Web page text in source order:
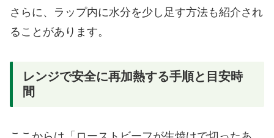
さらに、ラップ内に水分を少し足す方法も紹介され
ることがあります。
レンジで安全に再加熱する手順と目安時
間